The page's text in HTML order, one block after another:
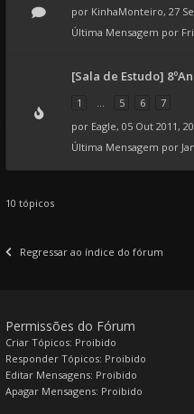
por KinhaMonteiro, 27
Última Mensagem por
[Sala de Estudo]
1
... 5 6
7
por Eagle, 05 Out 2011,
Última Mensagem por
10 tópicos
Regressar ao índice do fórum
Permissões do Fórum
Criar Tópicos: Proibido
Responder Tópicos: Proibido
Editar Mensagens: Proibido
Apagar Mensagens: Proibido